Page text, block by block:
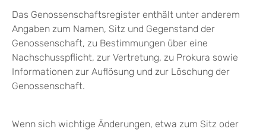
Das Genossenschaftsregister enthält unter anderem
Angaben zum Namen, Sitz und Gegenstand der
Genossenschaft, zu Bestimmungen über eine
Nachschusspflicht, zur Vertretung, zu Prokura sowie
Informationen zur Auflösung und zur Löschung der
Genossenschaft.
Wenn sich wichtige Änderungen, etwa zum Sitz oder